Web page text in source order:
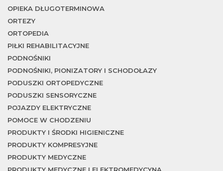
OPIEKA DŁUGOTERMINOWA
ORTEZY
ORTOPEDIA
PIŁKI REHABILITACYJNE
PODNOŚNIKI
PODNOŚNIKI, PIONIZATORY I SCHODOŁAZY
PODUSZKI ORTOPEDYCZNE
PODUSZKI SENSORYCZNE
POJAZDY ELEKTRYCZNE
POMOCE W CHODZENIU
PRODUKTY I ŚRODKI HIGIENICZNE
PRODUKTY KOMPRESYJNE
PRODUKTY MEDYCZNE
PRODUKTY MEDYCZNE I ELEKTROMEDYCYNA